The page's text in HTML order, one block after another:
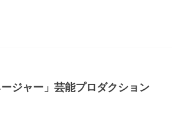
ージャー」芸能プロダクション